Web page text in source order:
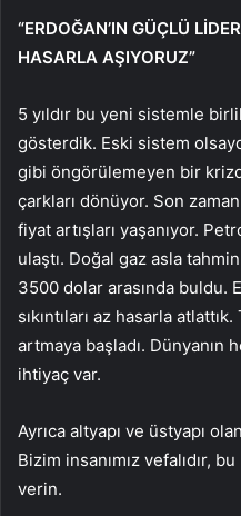
“ERDOĞAN’IN GÜÇLÜ
HASARLA AŞIYORUZ”
5 yıldır bu yeni sistemle
gösterdik. Eski sistem
gibi öngörülemeyen bir
çarkları dönüyor. Son
fiyat artışları yaşanıyor.
ulaştı. Doğal gaz asla
3500 dolar arasında buldu.
sıkıntıları az hasarla
artmaya başladı.
ihtiyaç var.
Ayrıca altyapı ve üstyapı
Bizim insanımız vefalıdır,
verin.